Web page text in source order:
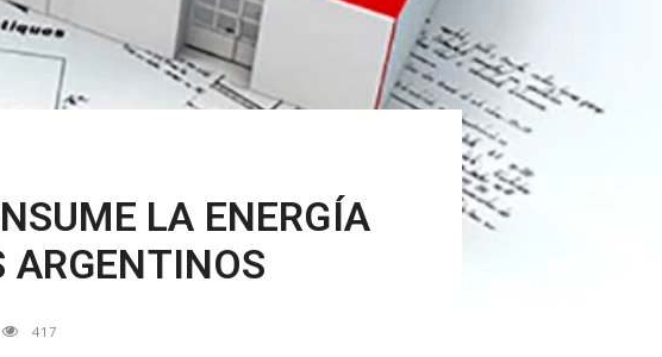
LA ENERGÍA
ARGENTINOS
417